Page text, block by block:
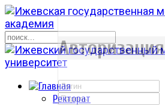
Ректорат
р
Авторизация